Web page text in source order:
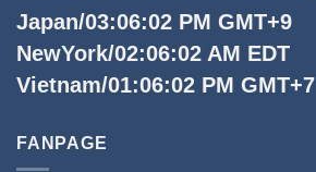
Japan/03:06:04 PM GMT+9
NewYork/02:06:04 AM EDT
Vietnam/01:06:04 PM GMT+7
FANPAGE